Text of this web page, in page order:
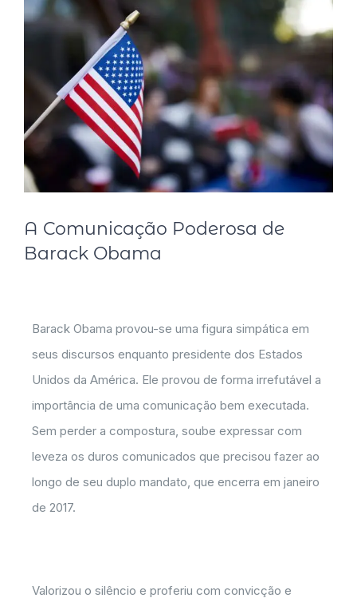
A Comunicação Poderosa de
Barack Obama
Barack Obama provou-se uma figura simpática em
seus discursos enquanto presidente dos Estados
Unidos da América. Ele provou de forma irrefutável a
importância de uma comunicação bem executada.
Sem perder a compostura, soube expressar com
leveza os duros comunicados que precisou fazer ao
longo de seu duplo mandato, que encerra em janeiro
de 2017.
Valorizou o silêncio e proferiu com convicção e